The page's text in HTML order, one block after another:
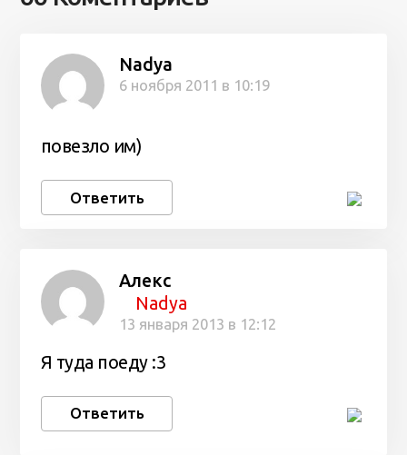
Nadya
6 ноября 2011 в 10:19
повезло им)
Ответить
Алекс
Nadya
13 января 2013 в 12:12
Я туда поеду :3
Ответить